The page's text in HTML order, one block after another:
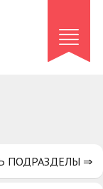
ПОДРАЗДЕЛЫ ⇒